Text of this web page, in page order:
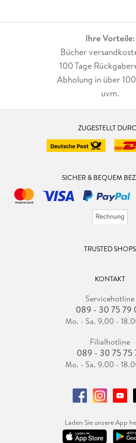
Ihre Vorteile:
Bücher
100 Tage
Abholung in über
uvm.
ZUGESTELLT
SICHER & BEQUEM
TRUSTED SHOPS
KONTAKT
Servicehotline
089 - 30 75 79
Mo. - Sa. 9.00 -
Filialhotline
089 - 30 75 75
Mo. - Sa. 9.00 -
Laden Sie unsere App